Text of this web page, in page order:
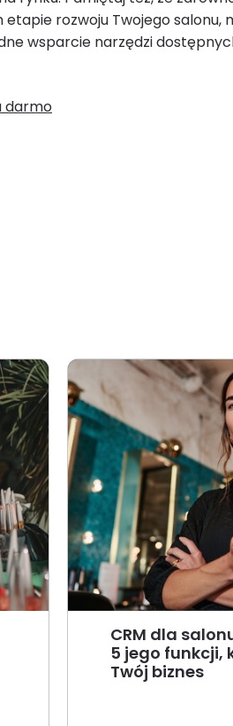
etapie rozwoju Twojego salonu,
wsparcie narzędzi
darmo
CRM dla
5 jego funkcji,
Twój biznes